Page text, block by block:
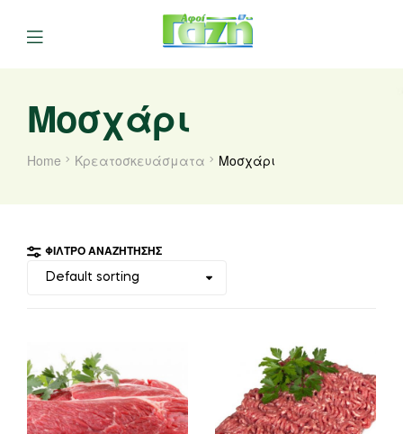
Μοσχάρι
Home Κρεατοσκευάσματα Μοσχάρι
ΦΊΛΤΡΟ ΑΝΑΖΉΤΗΣΗΣ